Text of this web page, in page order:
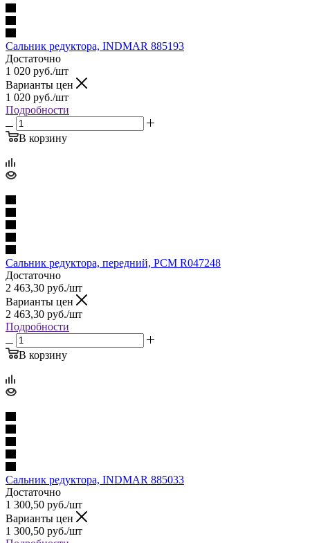
Сальник редуктора, INDMAR 885193
Достаточно
1 020 руб./шт
Варианты цен
1 020 руб./шт
Подробности
В корзину
Сальник редуктора, передний, PCM R047248
Достаточно
2 463,30 руб./шт
Варианты цен
2 463,30 руб./шт
Подробности
В корзину
Сальник редуктора, INDMAR 885033
Достаточно
1 300,50 руб./шт
Варианты цен
1 300,50 руб./шт